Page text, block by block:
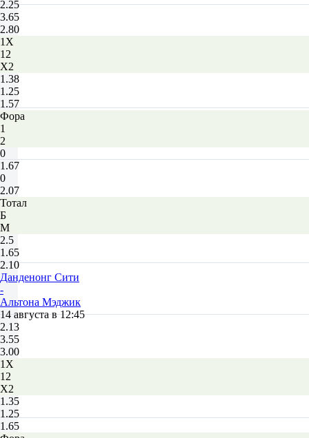
2.25
3.65
2.80
1X
12
X2
1.38
1.25
1.57
Фора
1
2
0
1.67
0
2.07
Тотал
Б
М
2.5
1.65
2.10
Данденонг Сити
-
Альтона Мэджик
14 августа в 12:45
2.13
3.55
3.00
1X
12
X2
1.35
1.25
1.65